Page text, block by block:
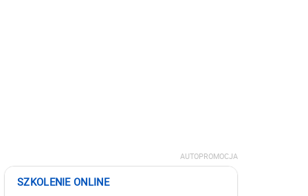
AUTOPROMOCJA
SZKOLENIE ONLINE